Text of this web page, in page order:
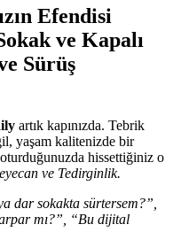
Efendisi
ve Kapalı
Sürüş
artık kapınızda. Tebrik
yaşam kalitenizde bir
hissettiğiniz o
ve Tedirginlik.
dar sokakta sürtersem?”,
mı?”, “Bu dijital